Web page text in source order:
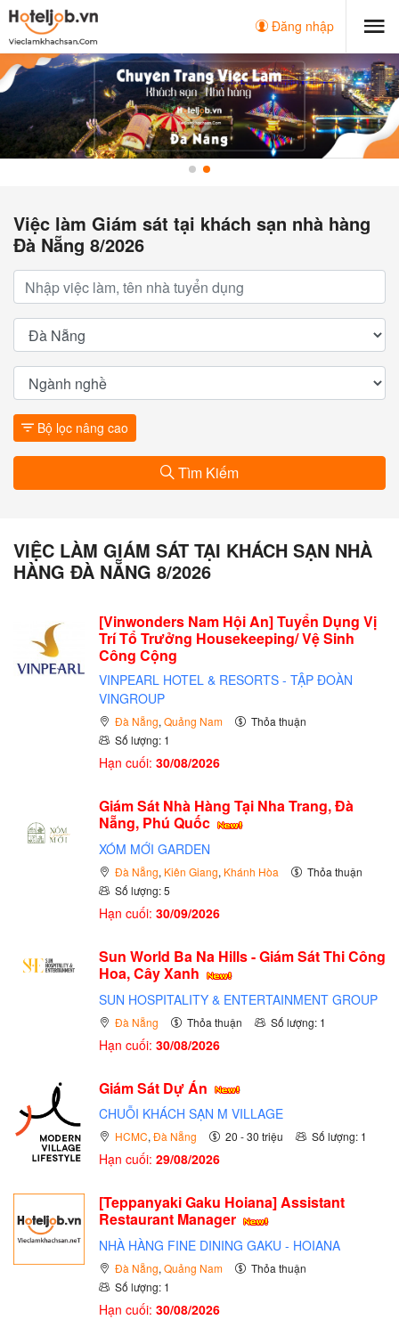
Đăng nhập
Việc làm Giám sát tại khách sạn nhà hàng
Đà Nẵng 8/2026
Bộ lọc nâng cao
Tìm Kiếm
VIỆC LÀM GIÁM SÁT TẠI KHÁCH SẠN NHÀ
HÀNG ĐÀ NẴNG 8/2026
[Vinwonders Nam Hội An] Tuyển Dụng Vị
Trí Tổ Trưởng Housekeeping/ Vệ Sinh
Công Cộng
VINPEARL HOTEL & RESORTS - TẬP ĐOÀN
VINGROUP
Đà Nẵng, Quảng Nam
Thỏa thuận
Số lượng: 1
Hạn cuối: 30/08/2026
Giám Sát Nhà Hàng Tại Nha Trang, Đà
Nẵng, Phú Quốc
XÓM MỚI GARDEN
Đà Nẵng, Kiên Giang, Khánh Hòa
Thỏa thuận
Số lượng: 5
Hạn cuối: 30/09/2026
Sun World Ba Na Hills - Giám Sát Thi Công
Hoa, Cây Xanh
SUN HOSPITALITY & ENTERTAINMENT GROUP
Đà Nẵng Thỏa thuận Số lượng: 1
Hạn cuối: 30/08/2026
Giám Sát Dự Án
CHUỖI KHÁCH SẠN M VILLAGE
HCMC, Đà Nẵng 20 - 30 triệu Số lượng: 1
Hạn cuối: 29/08/2026
[Teppanyaki Gaku Hoiana] Assistant
Restaurant Manager
NHÀ HÀNG FINE DINING GAKU - HOIANA
Đà Nẵng, Quảng Nam
Thỏa thuận
Số lượng: 1
Hạn cuối: 30/08/2026